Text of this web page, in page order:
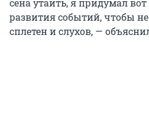
сена утаить, я придумал
развития событий, чтобы
сплетен и слухов, —